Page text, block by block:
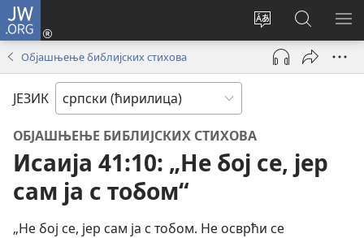
JW.ORG
Промени
језик
сајта
Пријава
(отвара
прозор)
Претрага
сајта
JW.ORG
Објашњење библијских стихова
ЈЕЗИК
ОБЈАШЊЕЊЕ БИБЛИЈСКИХ СТИХОВА
Исаија 41:10: „Не бој се, јер
сам ја с тобом“
„Не бој се, јер сам ја с тобом. Не осврћи се